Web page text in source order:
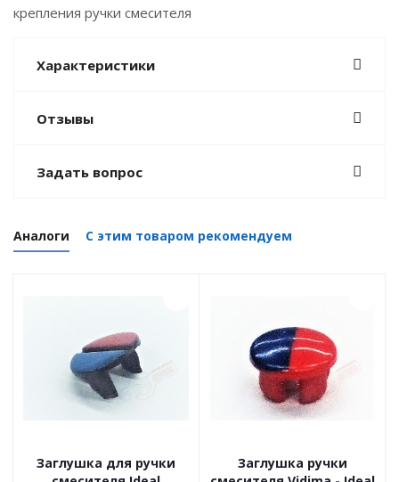
крепления ручки смесителя
Характеристики
Отзывы
Задать вопрос
Аналоги С этим товаром рекомендуем
Заглушка для ручки
Заглушка ручки